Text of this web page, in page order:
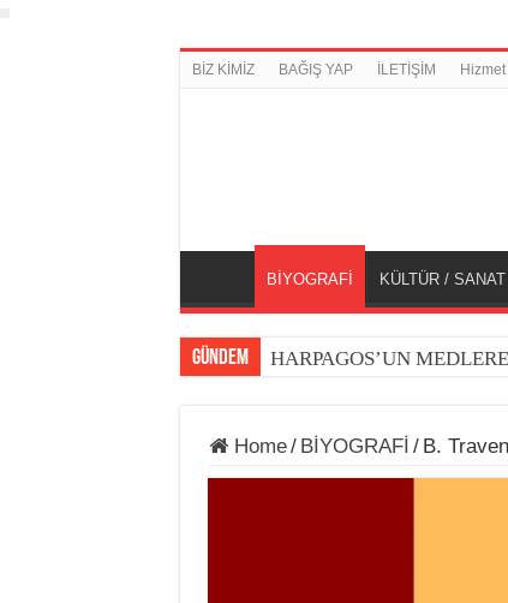
BİZ KİMİZ BAĞIŞ YAP İLETİŞİM Hizmet
BİYOGRAFİ KÜLTÜR / SANAT
GÜNDEM HARPAGOS’UN
Home/ BİYOGRAFİ / B.